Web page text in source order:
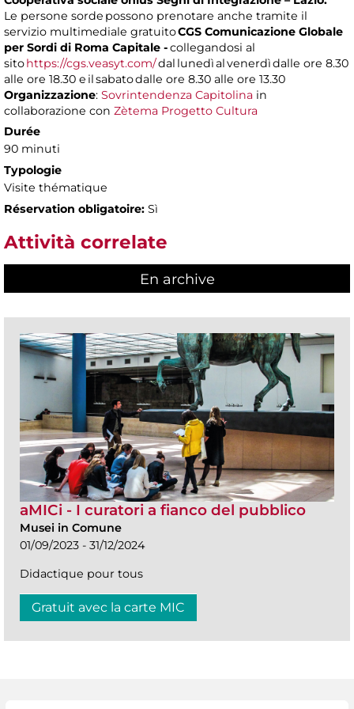
Le persone sorde possono prenotare anche tramite il
servizio multimediale gratuitoCGS Comunicazione Globale
per Sordi di Roma Capitale -collegandosi al
sitohttps://cgs.veasyt.com/dal lunedì al venerdì dalle ore 8.30
alle ore 18.30 e il sabato dalle ore 8.30 alle ore 13.30
Organizzazione: Sovrintendenza Capitolina in
collaborazione con Zètema Progetto Cultura
Durée
90 minuti
Typologie
Visite thématique
Réservation obligatoire: Sì
Attività correlate
En archive
aMICi - I curatori a fianco del pubblico
Musei in Comune
01/09/2023 - 31/12/2024
Didactique pour tous
Gratuit avec la carte MIC